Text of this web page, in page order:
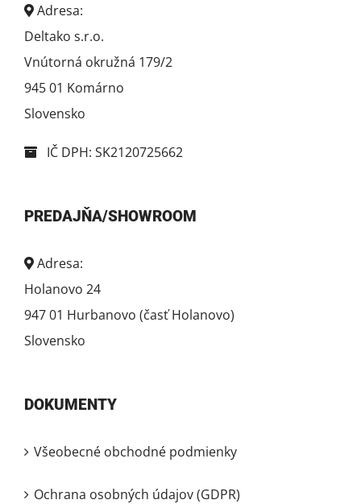
Adresa:
Deltako s.r.o.
Vnútorná okružná 179/2
945 01 Komárno
Slovensko
IČ DPH: SK2120725662
PREDAJŇA/SHOWROOM
Adresa:
Holanovo 24
947 01 Hurbanovo (časť Holanovo)
Slovensko
DOKUMENTY
Všeobecné obchodné podmienky
Ochrana osobných údajov (GDPR)